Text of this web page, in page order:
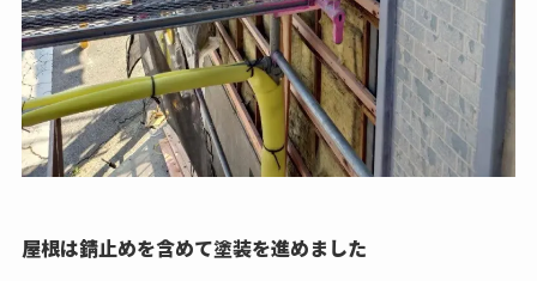
屋根は錆止めを含めて塗装を進めました